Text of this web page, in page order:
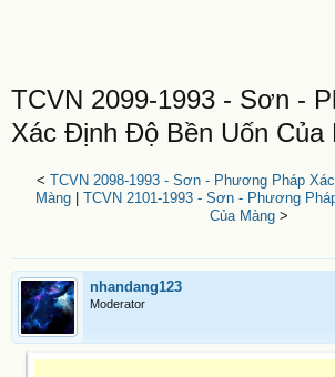
TCVN 2099-1993 - Sơn -
Xác Định Độ Bền Uốn Của
< TCVN 2098-1993 - Sơn - Phương Pháp
Màng
TCVN 2101-1993 - Sơn - Phương
Của Màng>
nhandang123
Moderator